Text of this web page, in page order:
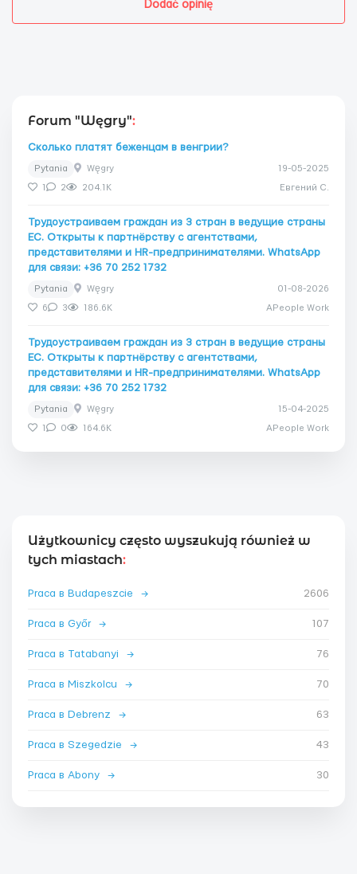
Dodać opinię
Forum "Węgry":
Сколько платят беженцам в венгрии?
Pytania Węgry 19-05-2025
1 2 204.1K Евгений C.
Трудоустраиваем граждан из 3 стран в ведущие страны
ЕС. Открыты к партнёрству с агентствами,
представителями и HR-предпринимателями. WhatsApp
для связи: +36 70 252 1732
Pytania Węgry 01-08-2026
6 3 186.6K APeople Work
Трудоустраиваем граждан из 3 стран в ведущие страны
ЕС. Открыты к партнёрству с агентствами,
представителями и HR-предпринимателями. WhatsApp
для связи: +36 70 252 1732
Pytania Węgry 15-04-2025
1 0 164.6K APeople Work
Użytkownicy często wyszukują również w
tych miastach:
Praca в Budapeszcie → 2606
Praca в Győr → 107
Praca в Tatabanyi → 76
Praca в Miszkolcu → 70
Praca в Debrenz → 63
Praca в Szegedzie → 43
Praca в Abony → 30